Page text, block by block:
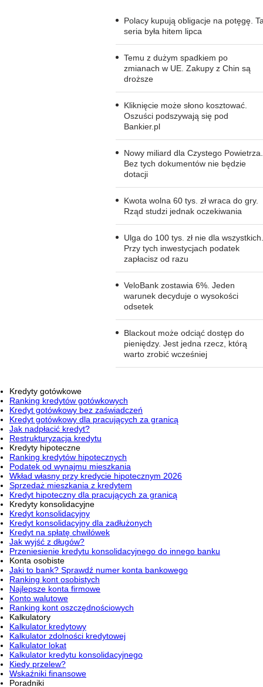
Polacy kupują obligacje na potęgę.
seria była hitem lipca
Temu z dużym spadkiem po
zmianach w UE. Zakupy z Chin są
droższe
Kliknięcie może słono kosztować.
Oszuści podszywają się pod
Bankier.pl
Nowy miliard dla Czystego Powietrza.
Bez tych dokumentów nie będzie
dotacji
Kwota wolna 60 tys. zł wraca do gry.
Rząd studzi jednak oczekiwania
Ulga do 100 tys. zł nie dla wszystkich.
Przy tych inwestycjach podatek
zapłacisz od razu
VeloBank zostawia 6%. Jeden
warunek decyduje o wysokości
odsetek
Blackout może odciąć dostęp do
pieniędzy. Jest jedna rzecz, którą
warto zrobić wcześniej
Kredyty gotówkowe
Ranking kredytów gotówkowych
Kredyt gotówkowy bez zaświadczeń
Kredyt gotówkowy dla pracujących za granicą
Jak nadpłacić kredyt?
Restrukturyzacja kredytu
Kredyty hipoteczne
Ranking kredytów hipotecznych
Podatek od wynajmu mieszkania
Wkład własny przy kredycie hipotecznym 2026
Sprzedaż mieszkania z kredytem
Kredyt hipoteczny dla pracujących za granicą
Kredyty konsolidacyjne
Kredyt konsolidacyjny
Kredyt konsolidacyjny dla zadłużonych
Kredyt na spłatę chwilówek
Jak wyjść z długów?
Przeniesienie kredytu konsolidacyjnego do innego banku
Konta osobiste
Jaki to bank? Sprawdź numer konta bankowego
Ranking kont osobistych
Najlepsze konta firmowe
Konto walutowe
Ranking kont oszczędnościowych
Kalkulatory
Kalkulator kredytowy
Kalkulator zdolności kredytowej
Kalkulator lokat
Kalkulator kredytu konsolidacyjnego
Kiedy przelew?
Wskaźniki finansowe
Poradniki